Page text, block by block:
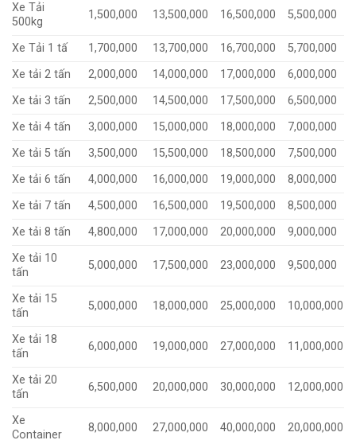
Xe Tải
500kg
1,500,000 13,500,000 16,500,000 5,500,000
Xe Tải 1 tấ 1,700,000 13,700,000 16,700,000
5,700,000
Xe tải 2 tấn
2,000,000 14,000,000 17,000,000
6,000,000
Xe tải 3 tấn
2,500,000 14,500,000 17,500,000
6,500,000
Xe tải 4 tấn
3,000,000 15,000,000 18,000,000
7,000,000
Xe tải 5 tấn
3,500,000 15,500,000 18,500,000
7,500,000
Xe tải 6 tấn
4,000,000 16,000,000 19,000,000
8,000,000
Xe tải 7 tấn
4,500,000 16,500,000 19,500,000
8,500,000
Xe tải 8 tấn
4,800,000 17,000,000 20,000,000
9,000,000
Xe tải 10
tấn
5,000,000 17,500,000 23,000,000 9,500,000
Xe tải 15
tấn
5,000,000 18,000,000 25,000,000 10,000,000
Xe tải 18
tấn
6,000,000 19,000,000 27,000,000 11,000,000
Xe tải 20
tấn
6,500,000 20,000,000 30,000,000 12,000,000
Xe
Container
8,000,000 27,000,000 40,000,000 20,000,000